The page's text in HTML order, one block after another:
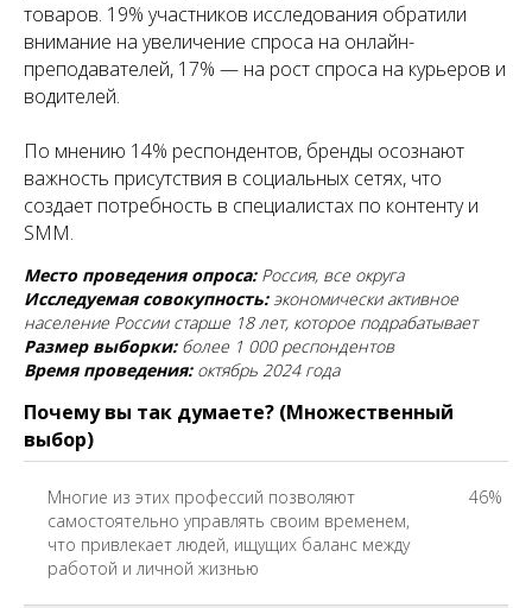
товаров. 19% участников исследования обратили
внимание на увеличение спроса на онлайн-
преподавателей, 17% — на рост спроса на курьеров и
водителей.
По мнению 14% респондентов, бренды осознают
важность присутствия в социальных сетях, что
создает потребность в специалистах по контенту и
SMM.
Место проведения опроса: Россия, все округа
Исследуемая совокупность:экономически активное
население России старше 18 лет, которое подрабатывает
Размер выборки: более 1 000 респондентов
Время проведения: октябрь 2024 года
Почему вы так думаете? (Множественный
выбор)
Многие из этих профессий позволяют
самостоятельно управлять своим временем,
что привлекает людей, ищущих баланс между
работой и личной жизнью
46%